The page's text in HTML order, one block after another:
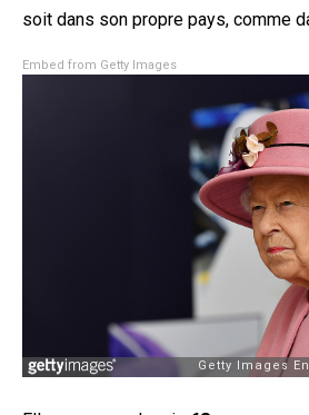
soit dans son propre pays, comme
Embed from Getty Images